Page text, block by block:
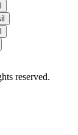
reserved.